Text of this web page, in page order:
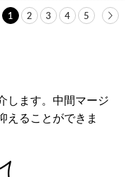
1 2 3 4 5
します。中間マージ
えることができま